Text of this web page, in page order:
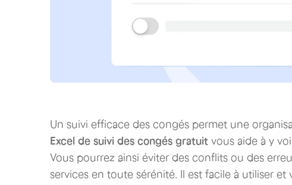
Un suivi efficace des congés permet une
Excel de suivi des congés gratuit vous aide à y
Vous pourrez ainsi éviter des conflits ou des
services en toute sérénité. Il est facile à utiliser